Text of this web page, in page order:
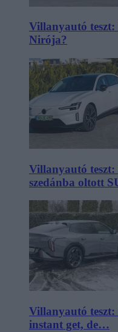
Villanyautó teszt:
Nirója?
Villanyautó
szedánba oltott
Villanyautó
instant get, de…